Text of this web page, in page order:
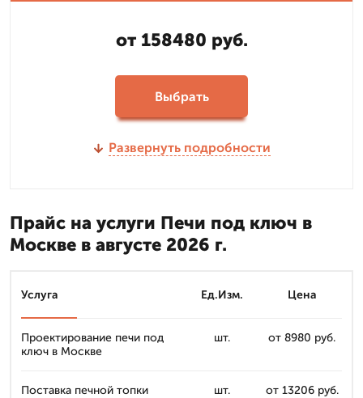
от 158480 руб.
Выбрать
Развернуть подробности
Прайс на услуги Печи под ключ в
Москве в августе 2026 г.
Услуга Ед.Изм. Цена
Проектирование печи под
ключ в Москве
шт. от 8980 руб.
Поставка печной топки
шт. от 13206 руб.